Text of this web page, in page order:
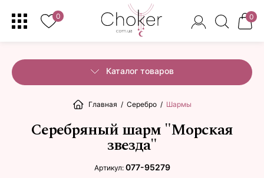
0 0
Каталог товаров
Главная / Серебро / Шармы
Серебряный шарм "Морская
звезда"
Артикул: 077-95279